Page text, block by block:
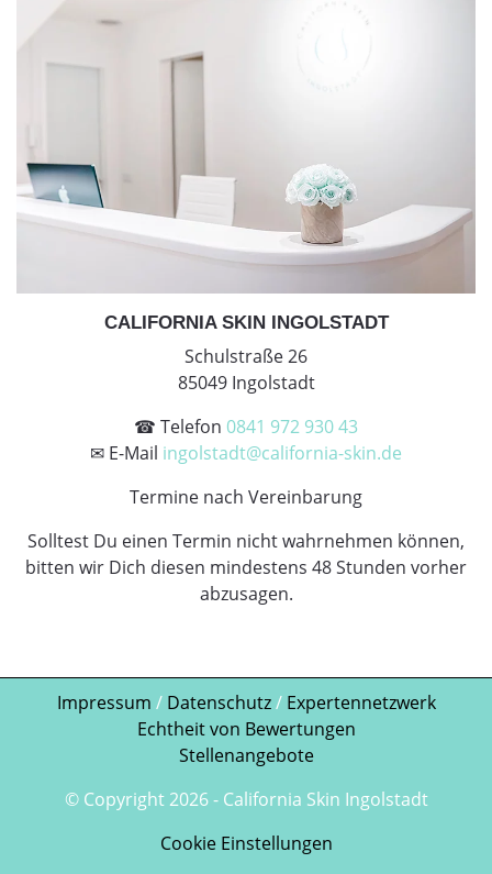
CALIFORNIA SKIN INGOLSTADT
Schulstraße 26
85049 Ingolstadt
☎ Telefon 0841 972 930 43
✉ E-Mail ingolstadt@california-skin.de
Termine nach Vereinbarung
Solltest Du einen Termin nicht wahrnehmen können,
bitten wir Dich diesen mindestens 48 Stunden vorher
abzusagen.
Impressum / Datenschutz/ Expertennetzwerk
Echtheit von Bewertungen
Stellenangebote
© Copyright2026- California Skin Ingolstadt
Cookie Einstellungen